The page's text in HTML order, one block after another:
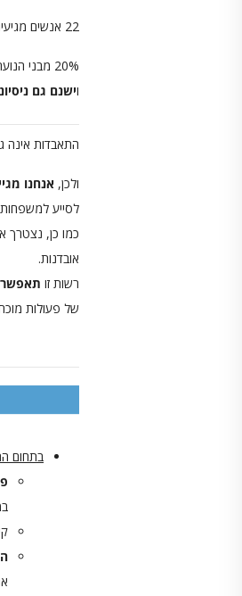
22 אנשים מגיעים
20% מבני הנוער מסתובבים עם מחשבות אובדניות כאשר רף הגיל צונח
וישנם גם
התאבדות אינה
ולכן, אנחנו
לסייע למשפחות
כמו כן, נצטרך
אובדנות.
רשות זו תאפשר
של פעולות
בתחום